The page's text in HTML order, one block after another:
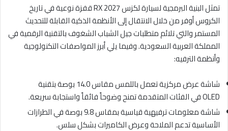
تمثل البنية البرمجية لسيارة لكزس RX 2027 قفزة نوعية في تاريخ
الكروس أوفر من خلال الانتقال إلى الأنظمة الذكية القابلة للتحديث
المستمر والتي تلائم متطلبات جيل الشباب الشغوف بالتقنية الرقمية في
المملكة العربية السعودية. وفيما يلي أبرز المواصفات التكنولوجية
وأنظمة الترفيه:
شاشة عرض مركزية تعمل باللمس مقاس 14.0 بوصة بتقنية
OLED في الفئات المتقدمة تمنح وضوحاً فائقاً واستجابة سريعة.
شاشة معلومات ترفيهية قياسية بمقاس 9.8 بوصة في الطرازات
الأساسية تدعم الملاحة وعرض الكاميرات بشكل سلس.